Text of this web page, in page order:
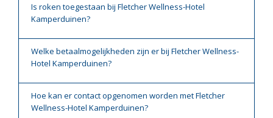
Is roken toegestaan bij Fletcher Wellness-Hotel
Kamperduinen?
Welke betaalmogelijkheden zijn er bij Fletcher Wellness-
Hotel Kamperduinen?
Hoe kan er contact opgenomen worden met Fletcher
Wellness-Hotel Kamperduinen?